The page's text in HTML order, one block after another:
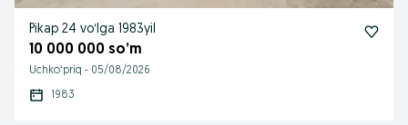
Pikap 24 voʻlga 1983yil
10 000 000 so’m
Uchkoʻpriq - 05/08/2026
1983